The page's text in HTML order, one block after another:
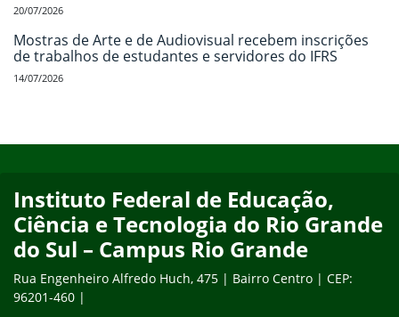
20/07/2026
Mostras de Arte e de Audiovisual recebem inscrições
de trabalhos de estudantes e servidores do IFRS
14/07/2026
Instituto Federal de Educação,
Ciência e Tecnologia do Rio Grande
do Sul – Campus Rio Grande
Rua Engenheiro Alfredo Huch, 475 | Bairro Centro | CEP:
96201-460 |